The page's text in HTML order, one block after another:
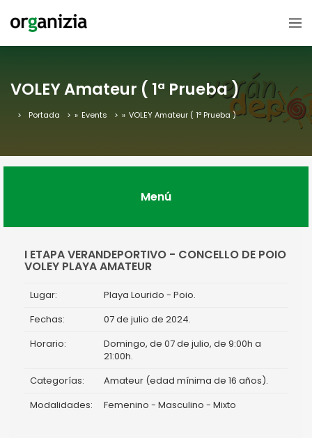
VOLEY Amateur ( 1ª Prueba )
Portada » Events » VOLEY Amateur ( 1ª Prueba )
Menú
I ETAPA VERANDEPORTIVO - CONCELLO DE POIO
VOLEY PLAYA AMATEUR
Lugar:
Playa Lourido - Poio.
Fechas:
07 de julio de 2024.
Horario:
Domingo, de 07 de julio, de 9:00h a
21:00h.
Categorías:
Amateur (edad mínima de 16 años).
Modalidades:
Femenino - Masculino - Mixto